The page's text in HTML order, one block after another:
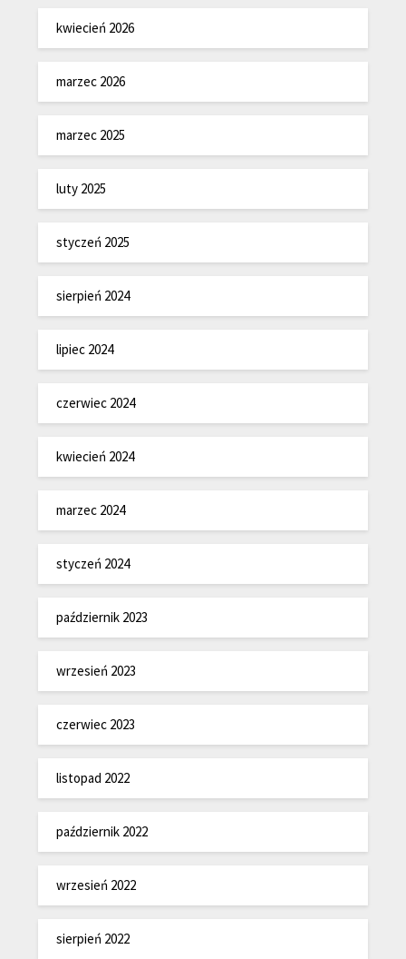
kwiecień 2026
marzec 2026
marzec 2025
luty 2025
styczeń 2025
sierpień 2024
lipiec 2024
czerwiec 2024
kwiecień 2024
marzec 2024
styczeń 2024
październik 2023
wrzesień 2023
czerwiec 2023
listopad 2022
październik 2022
wrzesień 2022
sierpień 2022